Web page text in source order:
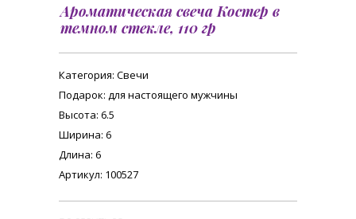
Ароматическая свеча Костер в
темном стекле, 110 гр
Категория: Свечи
Подарок: для настоящего мужчины
Высота: 6.5
Ширина: 6
Длина: 6
Артикул: 100527